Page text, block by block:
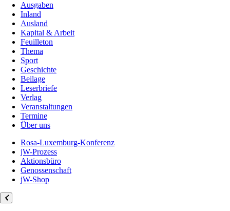
Ausgaben
Inland
Ausland
Kapital & Arbeit
Feuilleton
Thema
Sport
Geschichte
Beilage
Leserbriefe
Verlag
Veranstaltungen
Termine
Über uns
Rosa-Luxemburg-Konferenz
jW-Prozess
Aktionsbüro
Genossenschaft
jW-Shop